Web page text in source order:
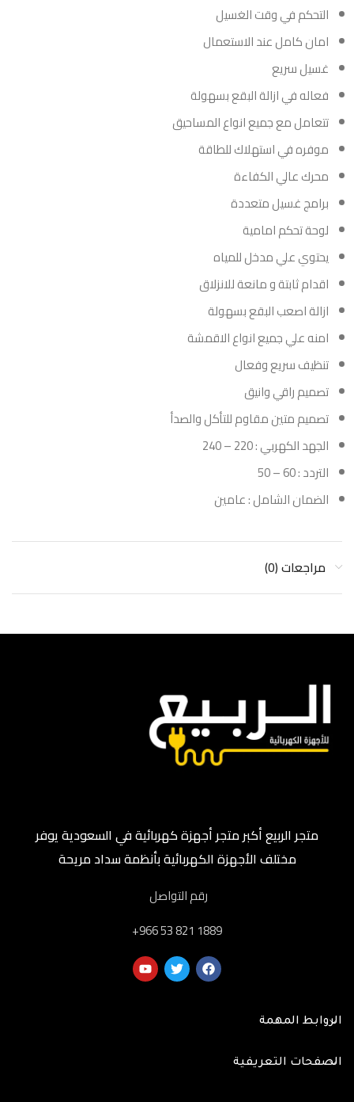
التحكم في وقت الغسيل
امان كامل عند الاستعمال
غسيل سريع
فعاله في ازالة البقع بسهولة
تتعامل مع جميع انواع المساحيق
موفره في استهلاك للطاقة
محرك عالي الكفاءة
برامج غسيل متعددة
لوحة تحكم امامية
يحتوي علي مدخل للمياه
اقدام ثابتة و مانعة للانزلاق
ازالة اصعب البقع بسهولة
امنه علي جميع انواع الاقمشة
تنظيف سريع وفعال
تصميم راقي وانيق
تصميم متين مقاوم للتأكل والصدأ
الجهد الكهربي : 220 – 240
التردد : 60 – 50
الضمان الشامل : عامين
مراجعات (0)
متجر الربيع أكبر متجر أجهزة كهربائية في السعودية يوفر
مختلف الأجهزة الكهربائية بأنظمة سداد مريحة
رقم التواصل
‎+966 53 821 1889
الروابط المهمة
الصفحات التعريفية